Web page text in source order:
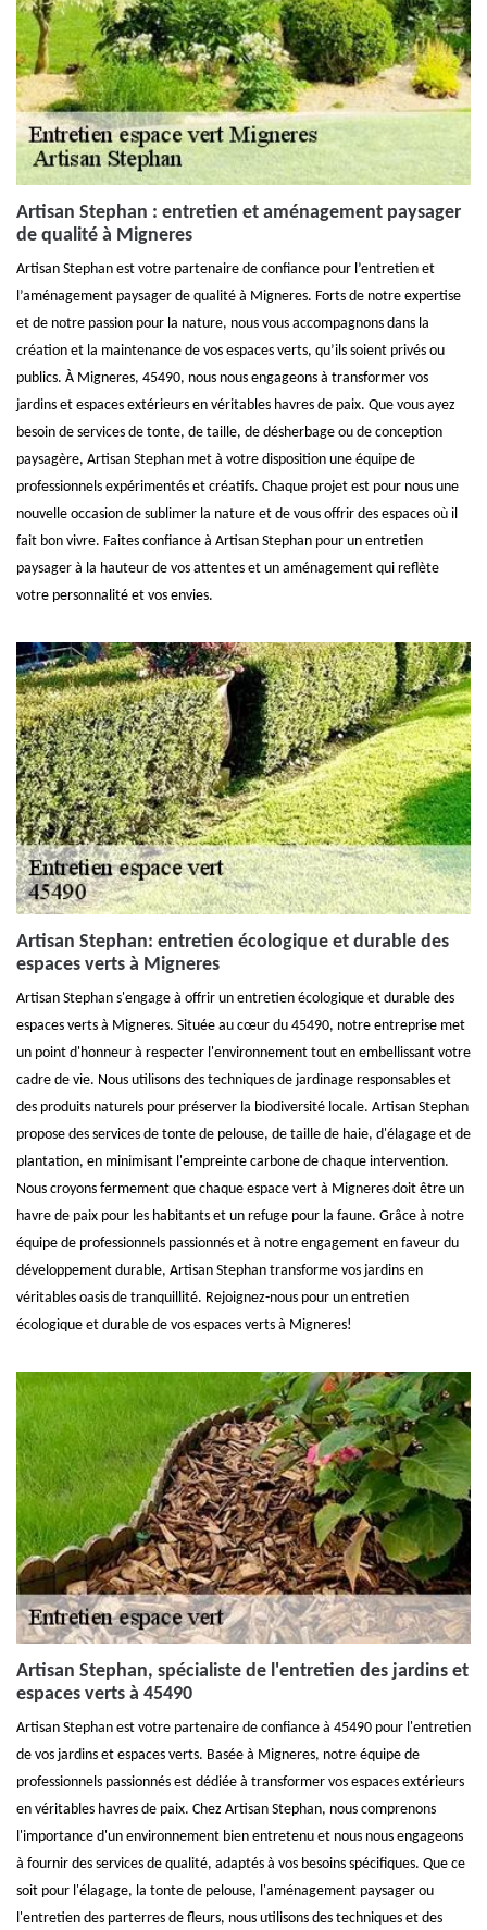
Artisan Stephan : entretien et aménagement paysager
de qualité à Migneres
Artisan Stephan est votre partenaire de confiance pour l’entretien et
l’aménagement paysager de qualité à Migneres. Forts de notre expertise
et de notre passion pour la nature, nous vous accompagnons dans la
création et la maintenance de vos espaces verts, qu’ils soient privés ou
publics. À Migneres, 45490, nous nous engageons à transformer vos
jardins et espaces extérieurs en véritables havres de paix. Que vous ayez
besoin de services de tonte, de taille, de désherbage ou de conception
paysagère, Artisan Stephan met à votre disposition une équipe de
professionnels expérimentés et créatifs. Chaque projet est pour nous une
nouvelle occasion de sublimer la nature et de vous offrir des espaces où il
fait bon vivre. Faites confiance à Artisan Stephan pour un entretien
paysager à la hauteur de vos attentes et un aménagement qui reflète
votre personnalité et vos envies.
Artisan Stephan: entretien écologique et durable des
espaces verts à Migneres
Artisan Stephan s'engage à offrir un entretien écologique et durable des
espaces verts à Migneres. Située au cœur du 45490, notre entreprise met
un point d'honneur à respecter l'environnement tout en embellissant votre
cadre de vie. Nous utilisons des techniques de jardinage responsables et
des produits naturels pour préserver la biodiversité locale. Artisan Stephan
propose des services de tonte de pelouse, de taille de haie, d'élagage et de
plantation, en minimisant l'empreinte carbone de chaque intervention.
Nous croyons fermement que chaque espace vert à Migneres doit être un
havre de paix pour les habitants et un refuge pour la faune. Grâce à notre
équipe de professionnels passionnés et à notre engagement en faveur du
développement durable, Artisan Stephan transforme vos jardins en
véritables oasis de tranquillité. Rejoignez-nous pour un entretien
écologique et durable de vos espaces verts à Migneres!
Artisan Stephan, spécialiste de l'entretien des jardins et
espaces verts à 45490
Artisan Stephan est votre partenaire de confiance à 45490 pour l'entretien
de vos jardins et espaces verts. Basée à Migneres, notre équipe de
professionnels passionnés est dédiée à transformer vos espaces extérieurs
en véritables havres de paix. Chez Artisan Stephan, nous comprenons
l'importance d'un environnement bien entretenu et nous nous engageons
à fournir des services de qualité, adaptés à vos besoins spécifiques. Que ce
soit pour l'élagage, la tonte de pelouse, l'aménagement paysager ou
l'entretien des parterres de fleurs, nous utilisons des techniques et des